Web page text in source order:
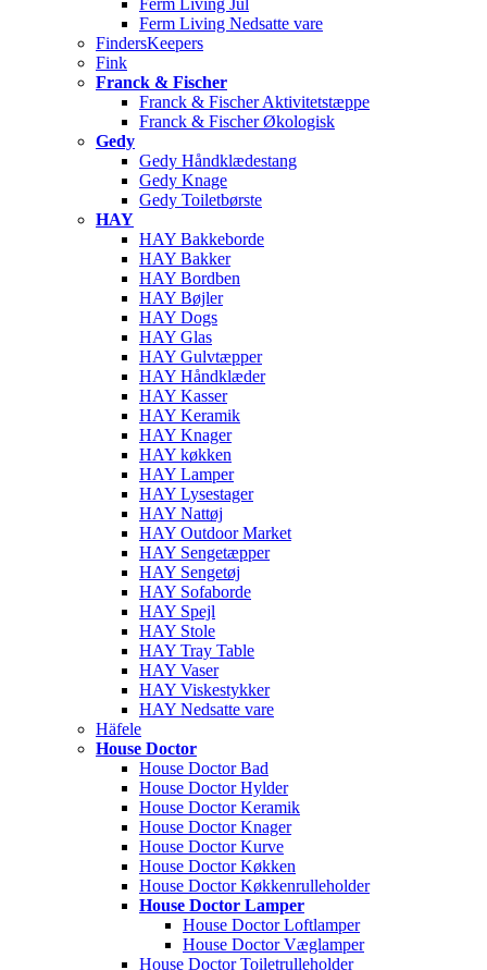
Ferm Living Jul
Ferm Living Nedsatte vare
FindersKeepers
Fink
Franck & Fischer
Franck & Fischer Aktivitetstæppe
Franck & Fischer Økologisk
Gedy
Gedy Håndklædestang
Gedy Knage
Gedy Toiletbørste
HAY
HAY Bakkeborde
HAY Bakker
HAY Bordben
HAY Bøjler
HAY Dogs
HAY Glas
HAY Gulvtæpper
HAY Håndklæder
HAY Kasser
HAY Keramik
HAY Knager
HAY køkken
HAY Lamper
HAY Lysestager
HAY Nattøj
HAY Outdoor Market
HAY Sengetæpper
HAY Sengetøj
HAY Sofaborde
HAY Spejl
HAY Stole
HAY Tray Table
HAY Vaser
HAY Viskestykker
HAY Nedsatte vare
Häfele
House Doctor
House Doctor Bad
House Doctor Hylder
House Doctor Keramik
House Doctor Knager
House Doctor Kurve
House Doctor Køkken
House Doctor Køkkenrulleholder
House Doctor Lamper
House Doctor Loftlamper
House Doctor Væglamper
House Doctor Toiletrulleholder